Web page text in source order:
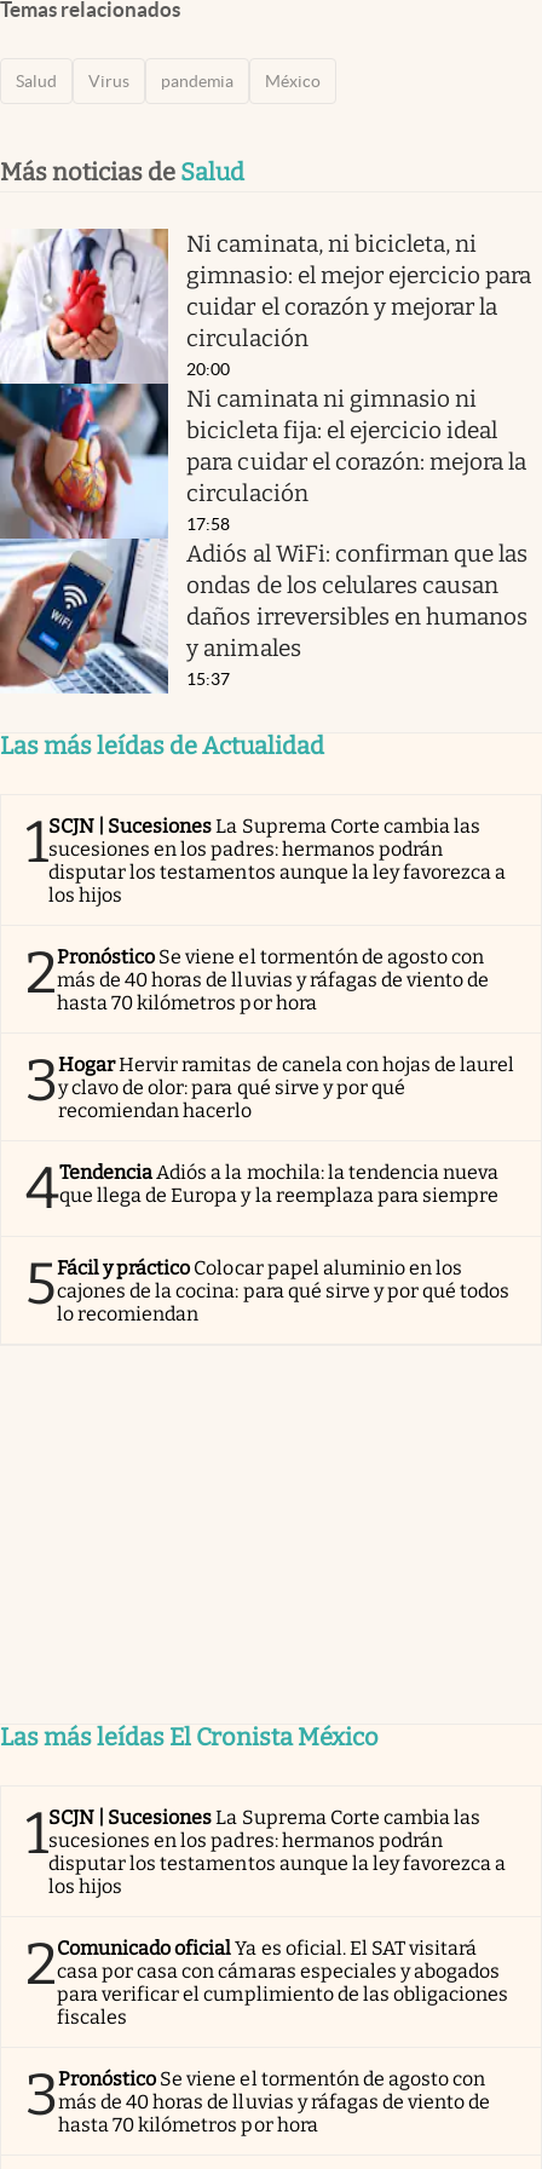
Temas relacionados
Salud Virus pandemia México
Más noticias de Salud
Ni caminata, ni bicicleta, ni
gimnasio: el mejor ejercicio para
cuidar el corazón y mejorar la
circulación
20:00
Ni caminata ni gimnasio ni
bicicleta fija: el ejercicio ideal
para cuidar el corazón: mejora la
circulación
17:58
Adiós al WiFi: confirman que las
ondas de los celulares causan
daños irreversibles en humanos
y animales
15:37
Las más leídas de Actualidad
1SCJN | SucesionesLa Suprema Corte cambia las
sucesiones en los padres: hermanos podrán
disputar los testamentos aunque la ley favorezca a
los hijos
2Pronóstico Se viene el tormentón de agosto con
más de 40 horas de lluvias y ráfagas de viento de
hasta 70 kilómetros por hora
3HogarHervir ramitas de canela con hojas de laurel
y clavo de olor: para qué sirve y por qué
recomiendan hacerlo
4TendenciaAdiós a la mochila: la tendencia nueva
que llega de Europa y la reemplaza para siempre
5Fácil y práctico Colocar papel aluminio en los
cajones de la cocina: para qué sirve y por qué todos
lo recomiendan
Las más leídas El Cronista México
1SCJN | SucesionesLa Suprema Corte cambia las
sucesiones en los padres: hermanos podrán
disputar los testamentos aunque la ley favorezca a
los hijos
2Comunicado oficialYa es oficial. El SAT visitará
casa por casa con cámaras especiales y abogados
para verificar el cumplimiento de las obligaciones
fiscales
3Pronóstico Se viene el tormentón de agosto con
más de 40 horas de lluvias y ráfagas de viento de
hasta 70 kilómetros por hora